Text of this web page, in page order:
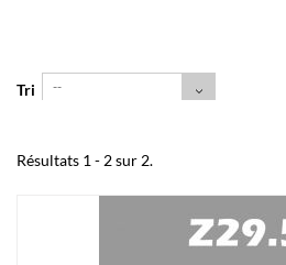
Tri --
Résultats 1 - 2 sur 2.